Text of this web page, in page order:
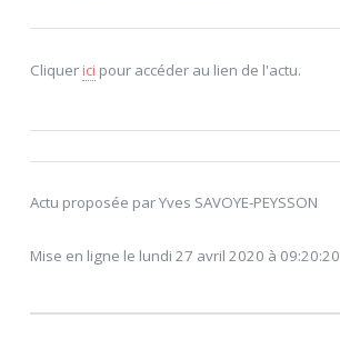
Cliquerici pour accéder au lien de l'actu.
Actu proposée par Yves SAVOYE-PEYSSON
Mise en ligne le lundi 27 avril 2020 à 09:20:20